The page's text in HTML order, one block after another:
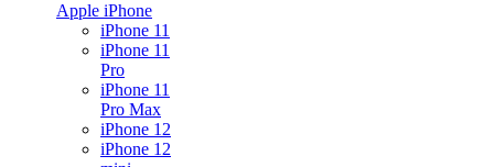
Apple iPhone
iPhone 11
iPhone 11
Pro
iPhone 11
Pro Max
iPhone 12
iPhone 12